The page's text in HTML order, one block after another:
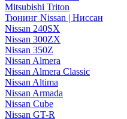
Mitsubishi Triton
Тюнинг Nissan | Ниссан
Nissan 240SX
Nissan 300ZX
Nissan 350Z
Nissan Almera
Nissan Almera Classic
Nissan Altima
Nissan Armada
Nissan Cube
Nissan GT-R